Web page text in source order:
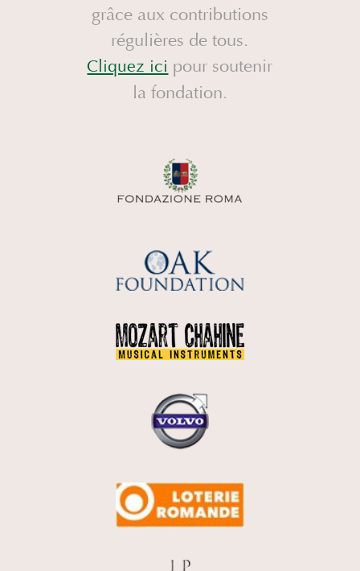
grâce aux contributions
régulières de tous.
Cliquez ici pour soutenir
la fondation.